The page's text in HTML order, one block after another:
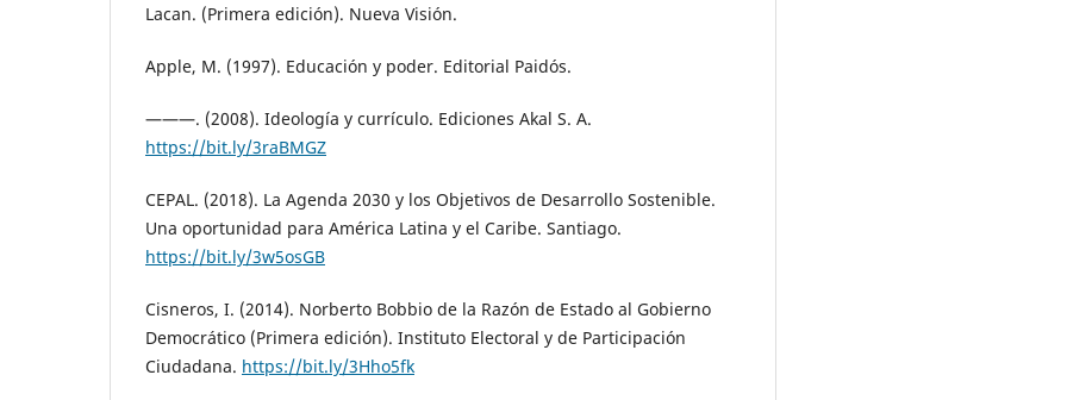
Lacan. (Primera edición). Nueva Visión.
Apple, M. (1997). Educación y poder. Editorial Paidós.
———. (2008). Ideología y currículo. Ediciones Akal S. A.
https://bit.ly/3raBMGZ
CEPAL. (2018). La Agenda 2030 y los Objetivos de Desarrollo Sostenible.
Una oportunidad para América Latina y el Caribe. Santiago.
https://bit.ly/3w5osGB
Cisneros, I. (2014). Norberto Bobbio de la Razón de Estado al Gobierno
Democrático (Primera edición). Instituto Electoral y de Participación
Ciudadana. https://bit.ly/3Hho5fk